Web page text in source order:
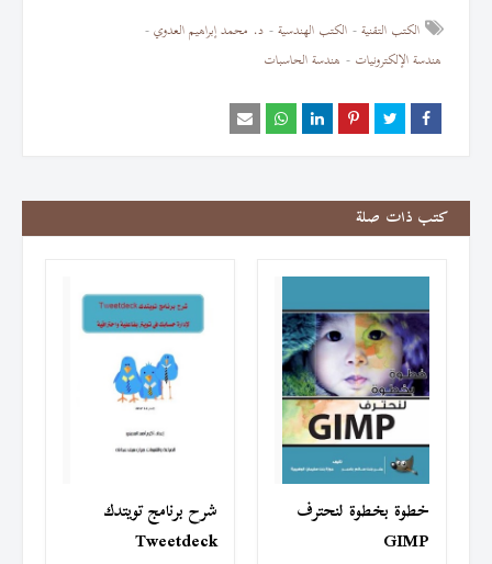
الكتب التقنية الكتب الهندسية د. محمد إبراهيم العدوي
هندسة الإلكترونيات هندسة الحاسبات
كتب ذات صلة
خطوة بخطوة لنحترف
GIMP
شرح برنامج تويتدك
Tweetdeck